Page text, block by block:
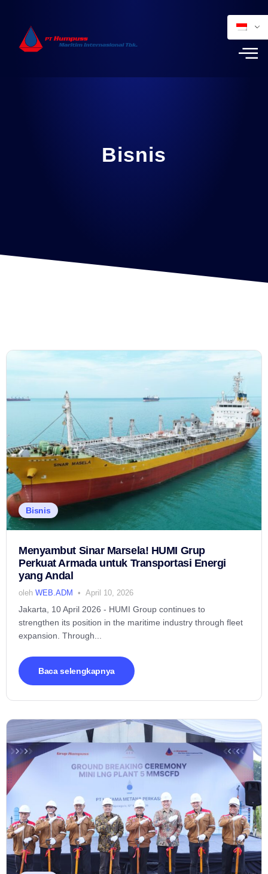
Bisnis
Bisnis
Menyambut Sinar Marsela! HUMI Grup
Perkuat Armada untuk Transportasi Energi
yang Andal
oleh WEB.ADM April 10, 2026
Jakarta, 10 April 2026 - HUMI Group continues to
strengthen its position in the maritime industry through fleet
expansion. Through...
Baca selengkapnya